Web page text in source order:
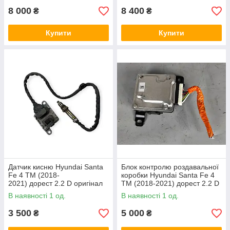
8 000 ₴
Купити
8 400 ₴
Купити
Датчик кисню Hyundai Santa
Fe 4 ТМ (2018-
2021) дорест 2.2 D оригінал
В наявності 1 од.
3 500 ₴
Блок контролю роздавальної
коробки Hyundai Santa Fe 4
ТМ (2018-2021) дорест 2.2 D
оригінал
В наявності 1 од.
5 000 ₴